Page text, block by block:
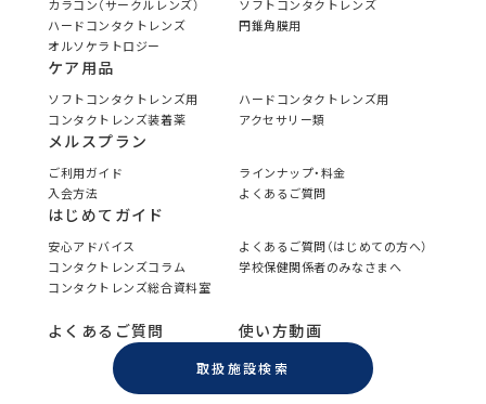
カラコン（サークルレンズ）
ソフトコンタクトレンズ
ハードコンタクトレンズ
円錐角膜用
オルソケラトロジー
ケア用品
ソフトコンタクトレンズ用
ハードコンタクトレンズ用
コンタクトレンズ装着薬
アクセサリー類
メルスプラン
ご利用ガイド
ラインナップ・料金
入会方法
よくあるご質問
はじめてガイド
安心アドバイス
よくあるご質問（はじめての方へ）
コンタクトレンズコラム
学校保健関係者のみなさまへ
コンタクトレンズ総合資料室
よくあるご質問 使い方動画
取扱施設検索